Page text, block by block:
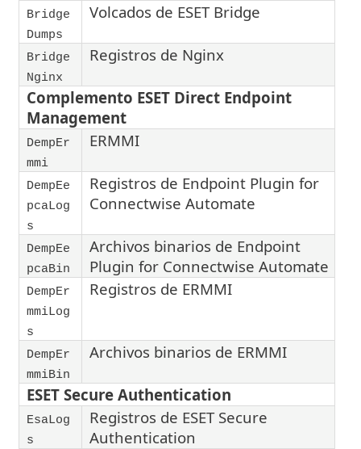
Bridge
Dumps
Volcados de ESET Bridge
Bridge
Nginx
Registros de Nginx
Complemento ESET Direct Endpoint
Management
DempEr
mmi
ERMMI
DempEe
pcaLog
s
Registros de Endpoint Plugin for
Connectwise Automate
DempEe
pcaBin
Archivos binarios de Endpoint
Plugin for Connectwise Automate
DempEr
mmiLog
s
Registros de ERMMI
DempEr
mmiBin
Archivos binarios de ERMMI
ESET Secure Authentication
EsaLog
s
Registros de ESET Secure
Authentication